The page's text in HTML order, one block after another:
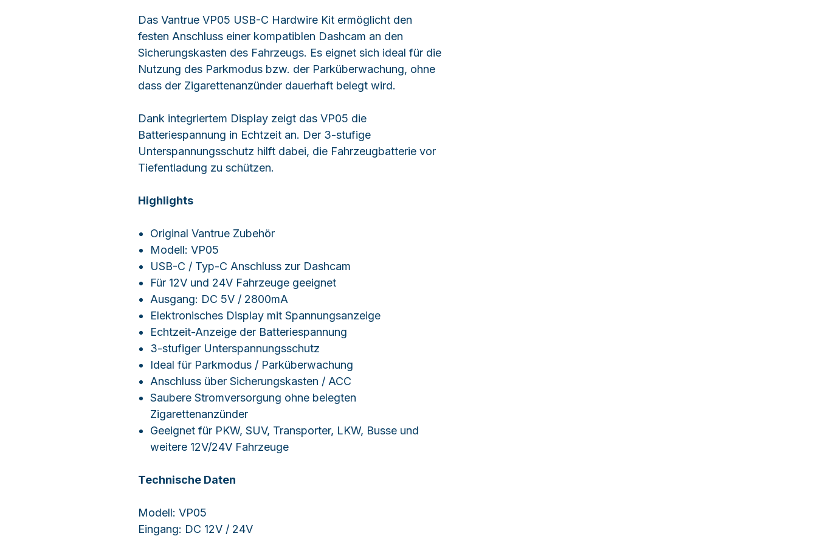
Das Vantrue VP05 USB-C Hardwire Kit ermöglicht den
festen Anschluss einer kompatiblen Dashcam an den
Sicherungskasten des Fahrzeugs. Es eignet sich ideal für die
Nutzung des Parkmodus bzw. der Parküberwachung, ohne
dass der Zigarettenanzünder dauerhaft belegt wird.
Dank integriertem Display zeigt das VP05 die
Batteriespannung in Echtzeit an. Der 3-stufige
Unterspannungsschutz hilft dabei, die Fahrzeugbatterie vor
Tiefentladung zu schützen.
Highlights
Original Vantrue Zubehör
Modell: VP05
USB-C / Typ-C Anschluss zur Dashcam
Für 12V und 24V Fahrzeuge geeignet
Ausgang: DC 5V / 2800mA
Elektronisches Display mit Spannungsanzeige
Echtzeit-Anzeige der Batteriespannung
3-stufiger Unterspannungsschutz
Ideal für Parkmodus / Parküberwachung
Anschluss über Sicherungskasten / ACC
Saubere Stromversorgung ohne belegten
Zigarettenanzünder
Geeignet für PKW, SUV, Transporter, LKW, Busse und
weitere 12V/24V Fahrzeuge
Technische Daten
Modell: VP05
Eingang: DC 12V / 24V